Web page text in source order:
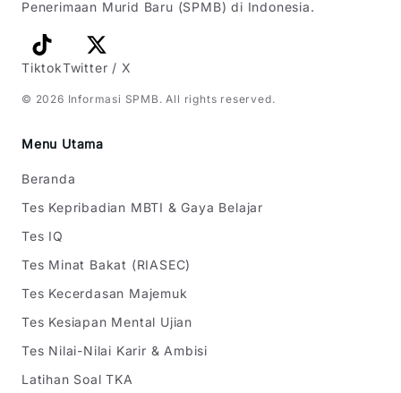
Penerimaan Murid Baru (SPMB) di Indonesia.
TiktokTwitter / X
© 2026 Informasi SPMB . All rights reserved.
Menu Utama
Beranda
Tes Kepribadian MBTI & Gaya Belajar
Tes IQ
Tes Minat Bakat (RIASEC)
Tes Kecerdasan Majemuk
Tes Kesiapan Mental Ujian
Tes Nilai-Nilai Karir & Ambisi
Latihan Soal TKA